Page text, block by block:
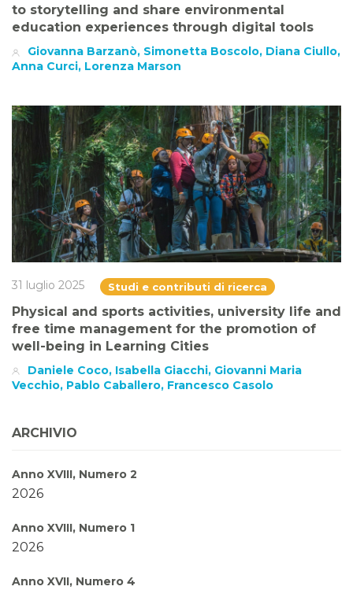
to storytelling and share environmental
education experiences through digital tools
Giovanna Barzanò, Simonetta Boscolo, Diana Ciullo,
Anna Curci, Lorenza Marson
31 luglio 2025 Studi e contributi di ricerca
Physical and sports activities, university life and
free time management for the promotion of
well-being in Learning Cities
Daniele Coco, Isabella Giacchi, Giovanni Maria
Vecchio, Pablo Caballero, Francesco Casolo
ARCHIVIO
Anno XVIII, Numero 2
2026
Anno XVIII, Numero 1
2026
Anno XVII, Numero 4